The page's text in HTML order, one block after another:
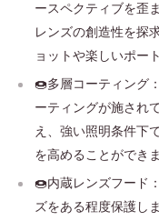
ースペクティブを歪
レンズの創造性を探
ョットや楽しいポー
🍩多層コーティング
ーティングが施され
え、強い照明条件下
を高めることができま
🍩内蔵レンズフード
ズをある程度保護し